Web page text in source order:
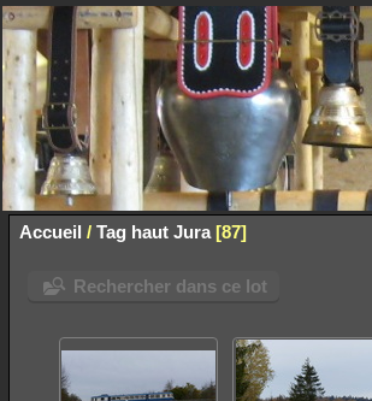
Accueil / Tag haut Jura 87
Rechercher dans ce lot